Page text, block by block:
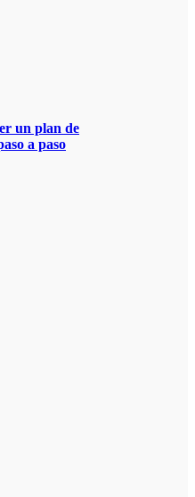
un plan de
a paso